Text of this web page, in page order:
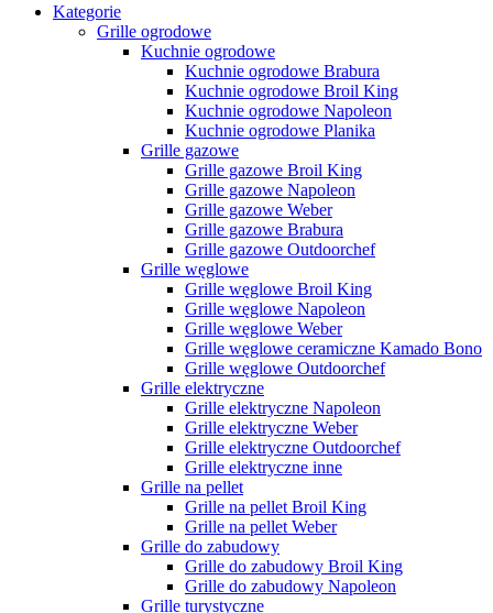
Kategorie
Grille ogrodowe
Kuchnie ogrodowe
Kuchnie ogrodowe Brabura
Kuchnie ogrodowe Broil King
Kuchnie ogrodowe Napoleon
Kuchnie ogrodowe Planika
Grille gazowe
Grille gazowe Broil King
Grille gazowe Napoleon
Grille gazowe Weber
Grille gazowe Brabura
Grille gazowe Outdoorchef
Grille węglowe
Grille węglowe Broil King
Grille węglowe Napoleon
Grille węglowe Weber
Grille węglowe ceramiczne Kamado Bono
Grille węglowe Outdoorchef
Grille elektryczne
Grille elektryczne Napoleon
Grille elektryczne Weber
Grille elektryczne Outdoorchef
Grille elektryczne inne
Grille na pellet
Grille na pellet Broil King
Grille na pellet Weber
Grille do zabudowy
Grille do zabudowy Broil King
Grille do zabudowy Napoleon
Grille turystyczne